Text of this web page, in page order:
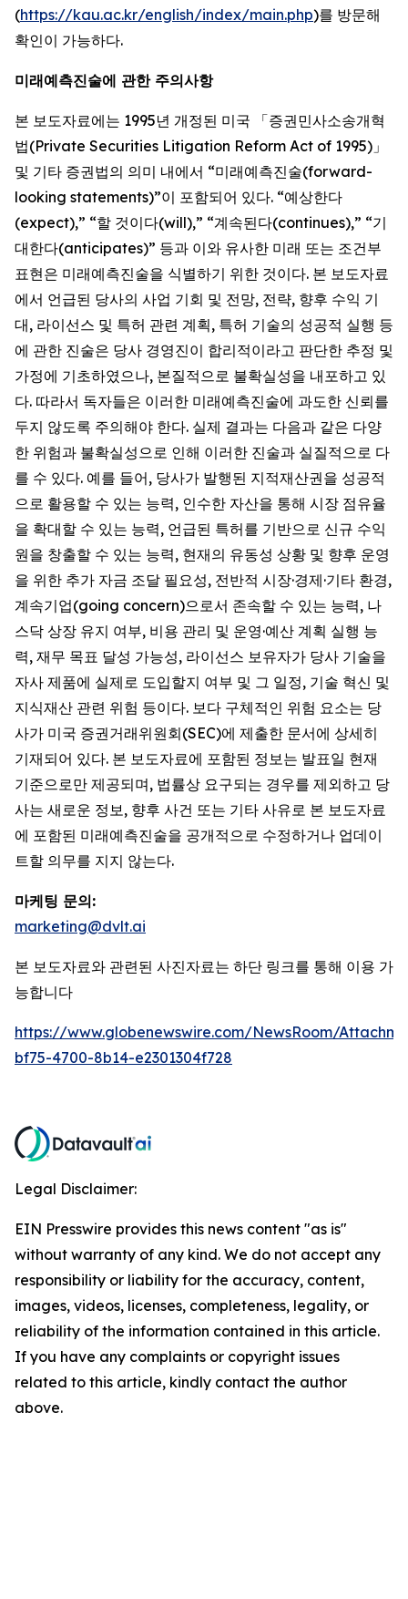
(https://kau.ac.kr/english/index/main.php)를 방문해
확인이 가능하다.
미래예측진술에 관한 주의사항
본 보도자료에는 1995년 개정된 미국 「증권민사소송개혁
법(Private Securities Litigation Reform Act of 1995)」
및 기타 증권법의 의미 내에서 “미래예측진술(forward-
looking statements)”이 포함되어 있다. “예상한다
(expect),” “할 것이다(will),” “계속된다(continues),” “기
대한다(anticipates)” 등과 이와 유사한 미래 또는 조건부
표현은 미래예측진술을 식별하기 위한 것이다. 본 보도자료
에서 언급된 당사의 사업 기회 및 전망, 전략, 향후 수익 기
대, 라이선스 및 특허 관련 계획, 특허 기술의 성공적 실행 등
에 관한 진술은 당사 경영진이 합리적이라고 판단한 추정 및
가정에 기초하였으나, 본질적으로 불확실성을 내포하고 있
다. 따라서 독자들은 이러한 미래예측진술에 과도한 신뢰를
두지 않도록 주의해야 한다. 실제 결과는 다음과 같은 다양
한 위험과 불확실성으로 인해 이러한 진술과 실질적으로 다
를 수 있다. 예를 들어, 당사가 발행된 지적재산권을 성공적
으로 활용할 수 있는 능력, 인수한 자산을 통해 시장 점유율
을 확대할 수 있는 능력, 언급된 특허를 기반으로 신규 수익
원을 창출할 수 있는 능력, 현재의 유동성 상황 및 향후 운영
을 위한 추가 자금 조달 필요성, 전반적 시장·경제·기타 환경,
계속기업(going concern)으로서 존속할 수 있는 능력, 나
스닥 상장 유지 여부, 비용 관리 및 운영·예산 계획 실행 능
력, 재무 목표 달성 가능성, 라이선스 보유자가 당사 기술을
자사 제품에 실제로 도입할지 여부 및 그 일정, 기술 혁신 및
지식재산 관련 위험 등이다. 보다 구체적인 위험 요소는 당
사가 미국 증권거래위원회(SEC)에 제출한 문서에 상세히
기재되어 있다. 본 보도자료에 포함된 정보는 발표일 현재
기준으로만 제공되며, 법률상 요구되는 경우를 제외하고 당
사는 새로운 정보, 향후 사건 또는 기타 사유로 본 보도자료
에 포함된 미래예측진술을 공개적으로 수정하거나 업데이
트할 의무를 지지 않는다.
마케팅 문의:
marketing@dvlt.ai
본 보도자료와 관련된 사진자료는 하단 링크를 통해 이용 가
능합니다
https://www.globenewswire.com/NewsRoom/
bf75-4700-8b14-e2301304f728
Legal Disclaimer:
EIN Presswire provides this news content "as is"
without warranty of any kind. We do not accept any
responsibility or liability for the accuracy, content,
images, videos, licenses, completeness, legality, or
reliability of the information contained in this article.
If you have any complaints or copyright issues
related to this article, kindly contact the author
above.